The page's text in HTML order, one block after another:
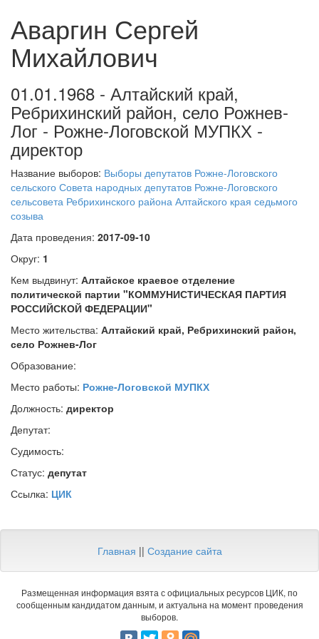
Аваргин Сергей
Михайлович
01.01.1968 - Алтайский край,
Ребрихинский район, село Рожнев-
Лог - Рожне-Логовской МУПКХ -
директор
Название выборов: Выборы депутатов Рожне-Логовского
сельского Совета народных депутатов Рожне-Логовского
сельсовета Ребрихинского района Алтайского края седьмого
созыва
Дата проведения: 2017-09-10
Округ: 1
Кем выдвинут: Алтайское краевое отделение
политической партии "КОММУНИСТИЧЕСКАЯ ПАРТИЯ
РОССИЙСКОЙ ФЕДЕРАЦИИ"
Место жительства: Алтайский край, Ребрихинский район,
село Рожнев-Лог
Образование:
Место работы: Рожне-Логовской МУПКХ
Должность: директор
Депутат:
Судимость:
Статус: депутат
Ссылка: ЦИК
Главная || Создание сайта
Размещенная информация взята с официальных ресурсов ЦИК, по
сообщенным кандидатом данным, и актуальна на момент проведения
выборов.